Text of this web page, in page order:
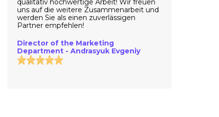
qualitativ hochwertige Arbeit! Wir freuen
uns auf die weitere Zusammenarbeit und
werden Sie als einen zuverlässigen
Partner empfehlen!
Director of the Marketing
Department - Andrasyuk Evgeniy